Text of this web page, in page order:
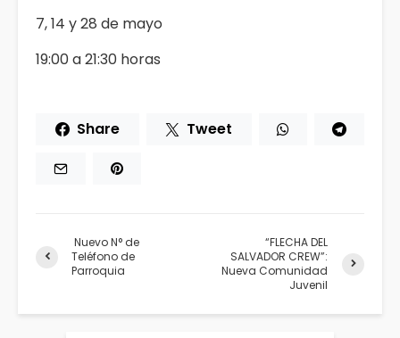
7, 14 y 28 de mayo
19:00 a 21:30 horas
Share Tweet
Nuevo N° de
Teléfono de
Parroquia
“FLECHA DEL
SALVADOR CREW”:
Nueva Comunidad
Juvenil